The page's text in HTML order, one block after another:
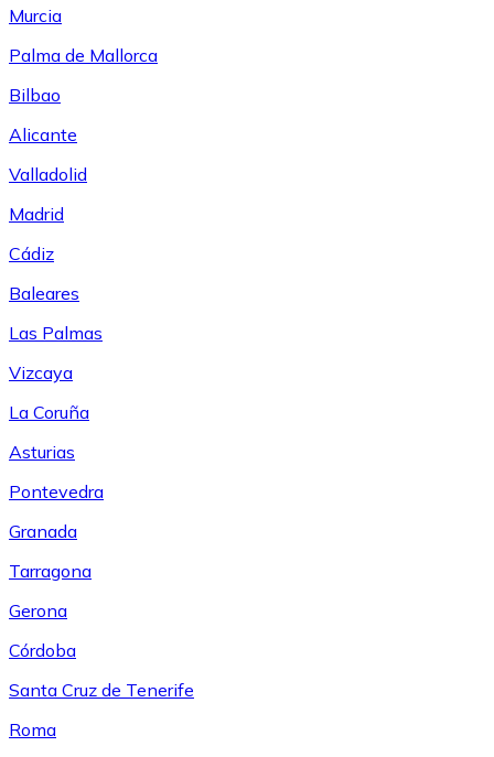
Murcia
Palma de Mallorca
Bilbao
Alicante
Valladolid
Madrid
Cádiz
Baleares
Las Palmas
Vizcaya
La Coruña
Asturias
Pontevedra
Granada
Tarragona
Gerona
Córdoba
Santa Cruz de Tenerife
Roma